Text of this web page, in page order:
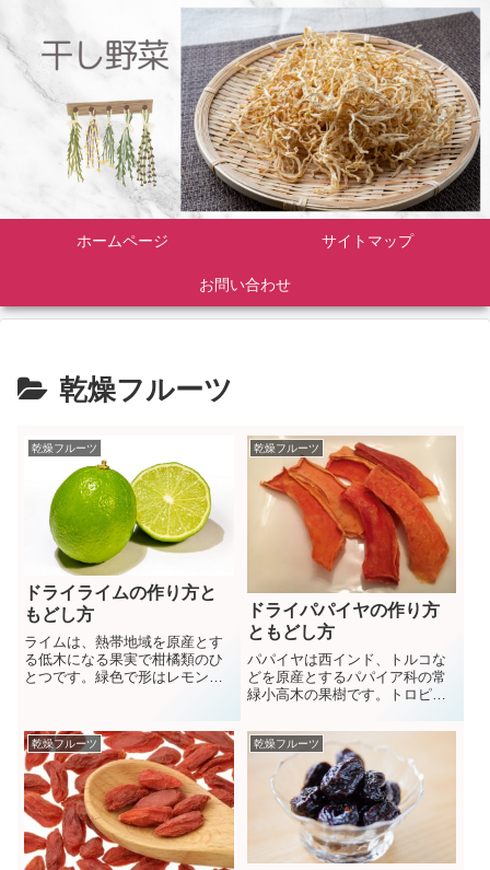
ホームページ サイトマップ
お問い合わせ
乾燥フルーツ
乾燥フルーツ
ドライライムの作り方と
もどし方
ライムは、熱帯地域を原産とす
る低木になる果実で柑橘類のひ
とつです。緑色で形はレモンに
合わせライムジュースなどに使
用されています。
乾燥フルーツ
ドライパパイヤの作り方
ともどし方
パパイヤは西インド、トルコな
どを原産とするパパイア科の常
緑小高木の果樹です。トロピカ
では沖縄などで栽培されていま
す。
乾燥フルーツ 乾燥フルーツ